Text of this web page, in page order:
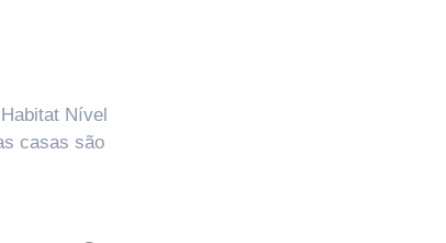
Nível
casas são